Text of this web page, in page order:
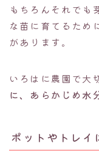
もちろんそれでも
な苗に育てるため
があります。
いろはに農園で大
に、あらかじめ水
ポットやトレイ